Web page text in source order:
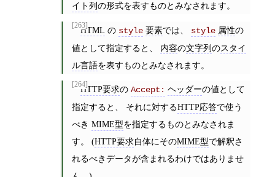
イト列の形式を表すものとみなされます。
[263]HTML の style 要素では、 style 属性の
値として指定すると、 内容の文字列のスタイ
ル言語を表すものとみなされます。
[264]HTTP要求の Accept: ヘッダーの値として
指定すると、 それに対するHTTP応答で使う
べき MIME型を指定するものとみなされま
す。 (HTTP要求自体にそのMIME型で解釈さ
れるべきデータが含まれるわけではありませ